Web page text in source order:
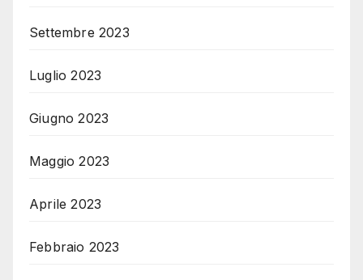
Settembre 2023
Luglio 2023
Giugno 2023
Maggio 2023
Aprile 2023
Febbraio 2023